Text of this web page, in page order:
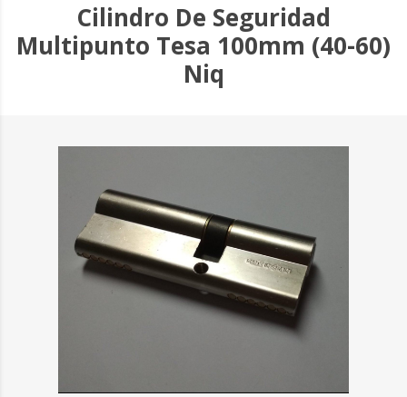
Cilindro De Seguridad
Multipunto Tesa 100mm (40-60)
Niq